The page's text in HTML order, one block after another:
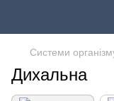
Системи
Дихальна